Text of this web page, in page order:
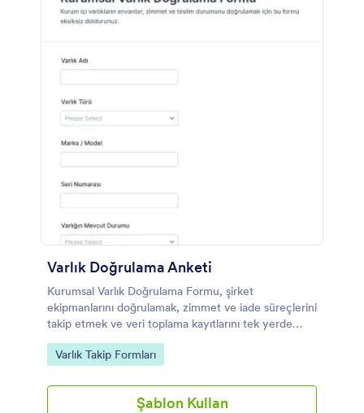
Varlık Doğrulama Anketi
Kurumsal Varlık Doğrulama Formu, şirket
ekipmanlarını doğrulamak, zimmet ve iade süreçlerini
takip etmek ve veri toplama kayıtlarını tek yerde
yönetmek isteyen ekipler için pratik bir form
şablonudur.
Go to Category:
Varlık Takip Formları
Şablon Kullan